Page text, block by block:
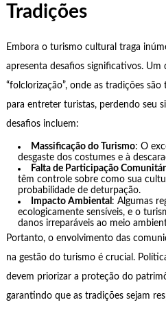
Tradições
Embora o turismo cultural traga
apresenta desafios significativos. Um
“folclorização”, onde as tradições
para entreter turistas, perdendo seu
desafios incluem:
Massificação do Turismo: O
desgaste dos costumes e à
Falta de Participação
têm controle sobre como sua
probabilidade de deturpação.
Impacto Ambiental : Algumas
ecologicamente sensíveis, e o
danos irreparáveis ao meio
Portanto, o envolvimento das
na gestão do turismo é crucial.
devem priorizar a proteção do
garantindo que as tradições sejam